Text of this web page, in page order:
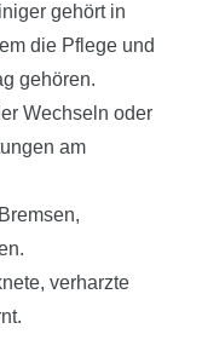
gehört in
die Pflege und
gehören.
Wechseln oder
am
verharzte